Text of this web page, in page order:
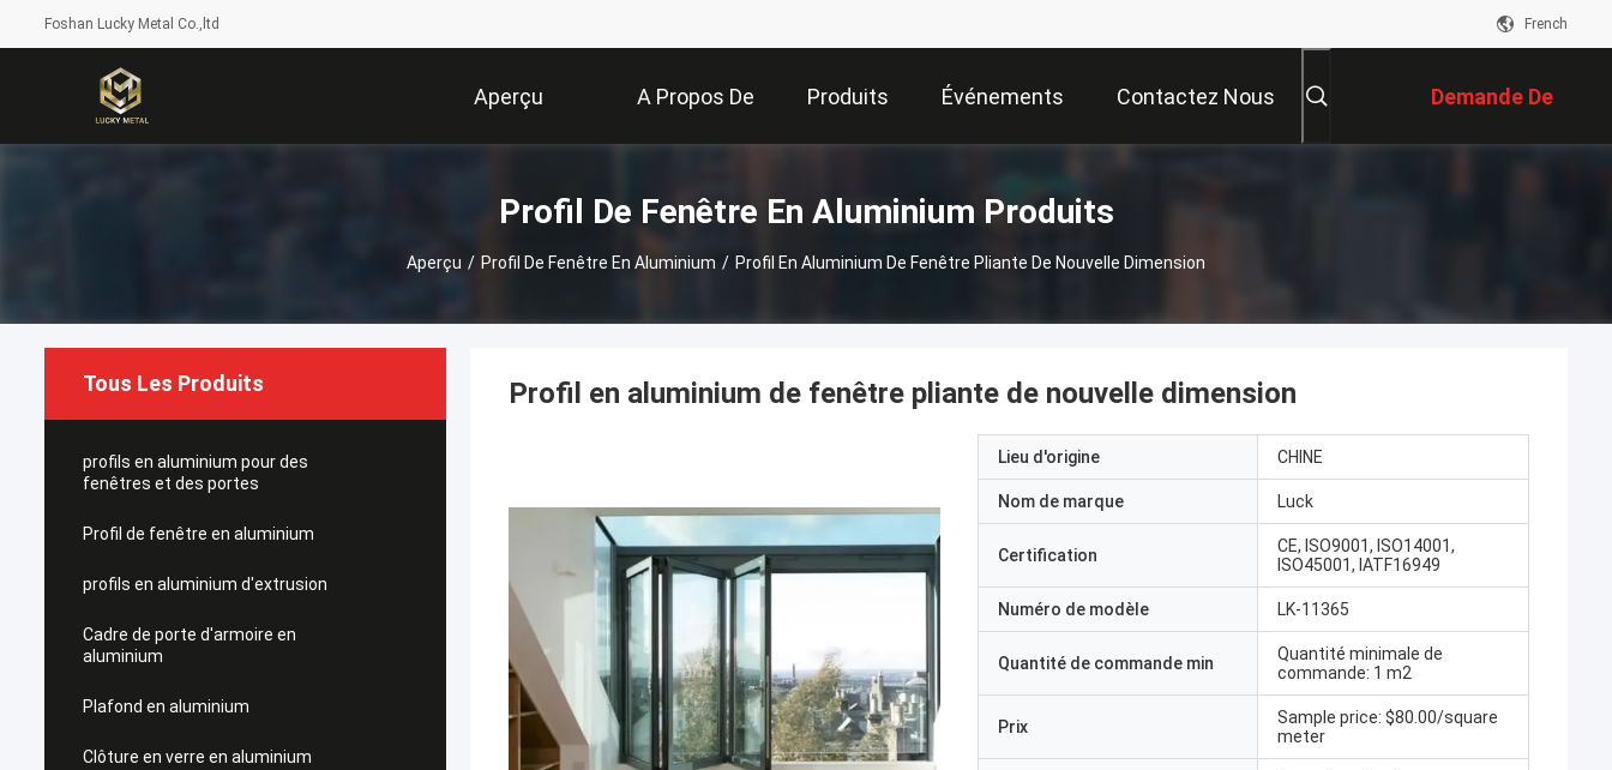
Foshan Lucky Metal Co.,ltd French
Aperçu A Propos De
Nous
Produits Événements Contactez Nous Demande De
Soumission
Profil De Fenêtre En Aluminium Produits
Aperçu / Profil De Fenêtre En Aluminium / Profil En Aluminium De Fenêtre Pliante De Nouvelle Dimension
Tous Les Produits
profils en aluminium pour des
fenêtres et des portes
Profil de fenêtre en aluminium
profils en aluminium d'extrusion
Cadre de porte d'armoire en
aluminium
Plafond en aluminium
Clôture en verre en aluminium
Profil en aluminium de fenêtre pliante de nouvelle dimension
Lieu d'origine CHINE
Nom de marque Luck
Certification
CE, ISO9001, ISO14001,
ISO45001, IATF16949
Numéro de modèle LK-11365
Quantité de commande min
Quantité minimale de
commande: 1 m2
Prix
Sample price: $80.00/square
meter